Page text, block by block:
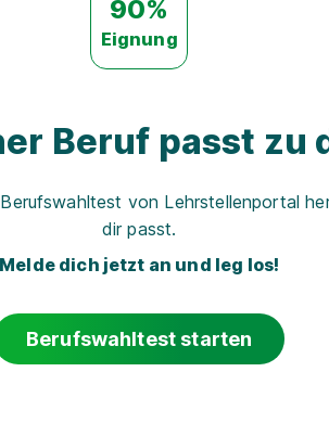
90%
Eignung
Beruf passt zu
von Lehrstellenportal
dir passt.
Melde dich jetzt an und leg los!
Berufswahltest starten